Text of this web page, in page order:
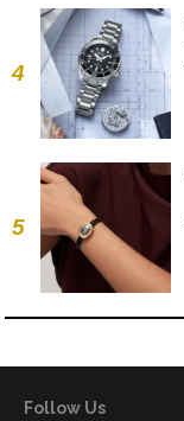
4
5
Follow Us